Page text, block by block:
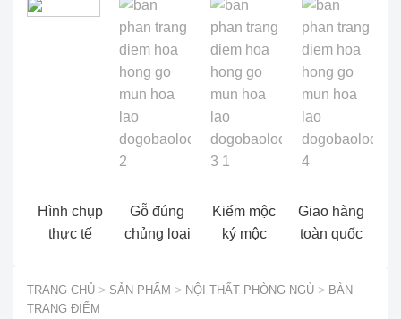
Hình chụp
thực tế
Gỗ đúng
chủng loại
Kiểm mộc
ký mộc
Giao hàng
toàn quốc
TRANG CHỦ > SẢN PHẨM > NỘI THẤT PHÒNG NGỦ > BÀN
TRANG ĐIỂM